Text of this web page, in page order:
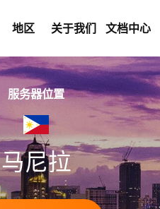
地区 关于我们 文档中心
服务器位置
马尼拉